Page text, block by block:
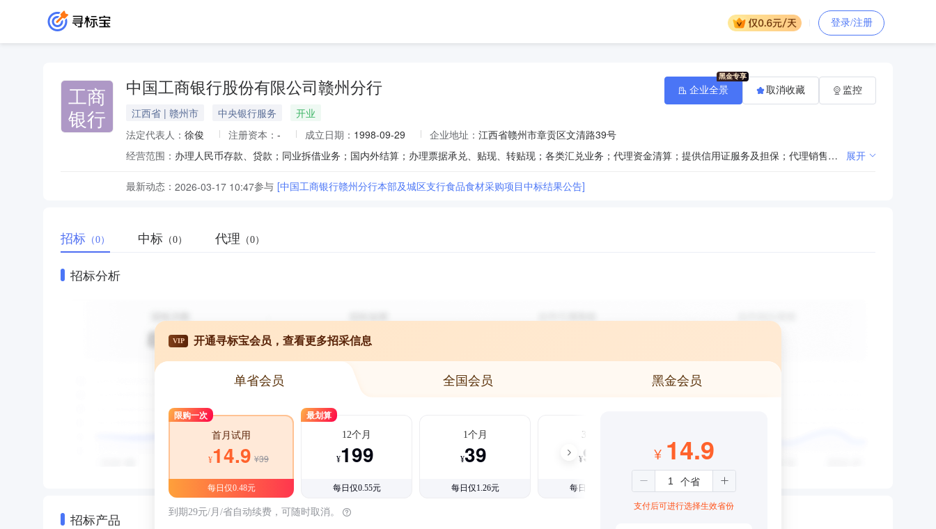
登录/注册
工商
银行
中国工商银行股份有限公司赣州分行
江西省 | 赣州市 中央银行服务
开业
法定代表人： 徐俊 注册资本： - 成立日期： 1998-09-29 企业地址： 江西省赣州市章贡区文清路39号
经营范围：
办理人民币存款、贷款；同业拆借业务；国内外结算；办理票据承兑、贴现、转贴现；各类汇兑业务；代理资金清算；提供信用证服务及担保；代理销售业务；代理发行、代理承销、代理兑付政府债券；代收代付业务；代理证券资金清算业务（银证转帐）；代理保险业务；代理政策性银行、外国政府和国际金融机构贷款业务；保管箱服务；买卖政府债券、金融债券；证券投资基金、企业年金托管业务；企业年金受托管理服务；年金帐户管理服务；开放式基金的注册登记、认购、申购和赎回业务；资信调查、咨询、见证业务；贷款承诺；企业、个人财务顾问服务；组织或参加银团贷款；外汇存款；外汇贷款；外币兑换；出口托收及进口代收；外汇票据承兑和贴现；外汇借款；外汇担保；发行、代理发行、买卖或代理买卖股票以外的外币有价证券；自营、代客外汇买卖；外汇金融衍生业务；银行卡业务；电话银行、网上银行、手机银行业务；办理结汇、售汇业务；经国务院银行业监督管理机构批准的其他业务。（依法须经批准的项目，经相关部门批准后方可开展经营活动） 展开
最新动态： 2026-03-17 10:47参与 [中国工商银行赣州分行本部及城区支行食品食材采购项目中标结果公告]
企业全景 取消收藏 监控
招标 （0） 中标 （0） 代理 （0）
招标分析
招标产品
VIP 开通寻标宝会员，查看更多招采信息
单省会员 全国会员 黑金会员
限购一次
首月试用
¥14.9 ¥39
每日仅0.48元
最划算
12个月
¥199
每日仅0.55元
1个月
¥39
每日仅1.26元
3个月
¥99
每日仅1.08元
到期29元/月/省自动续费，可随时取消。
¥ 14.9
支付后可进行选择生效省份